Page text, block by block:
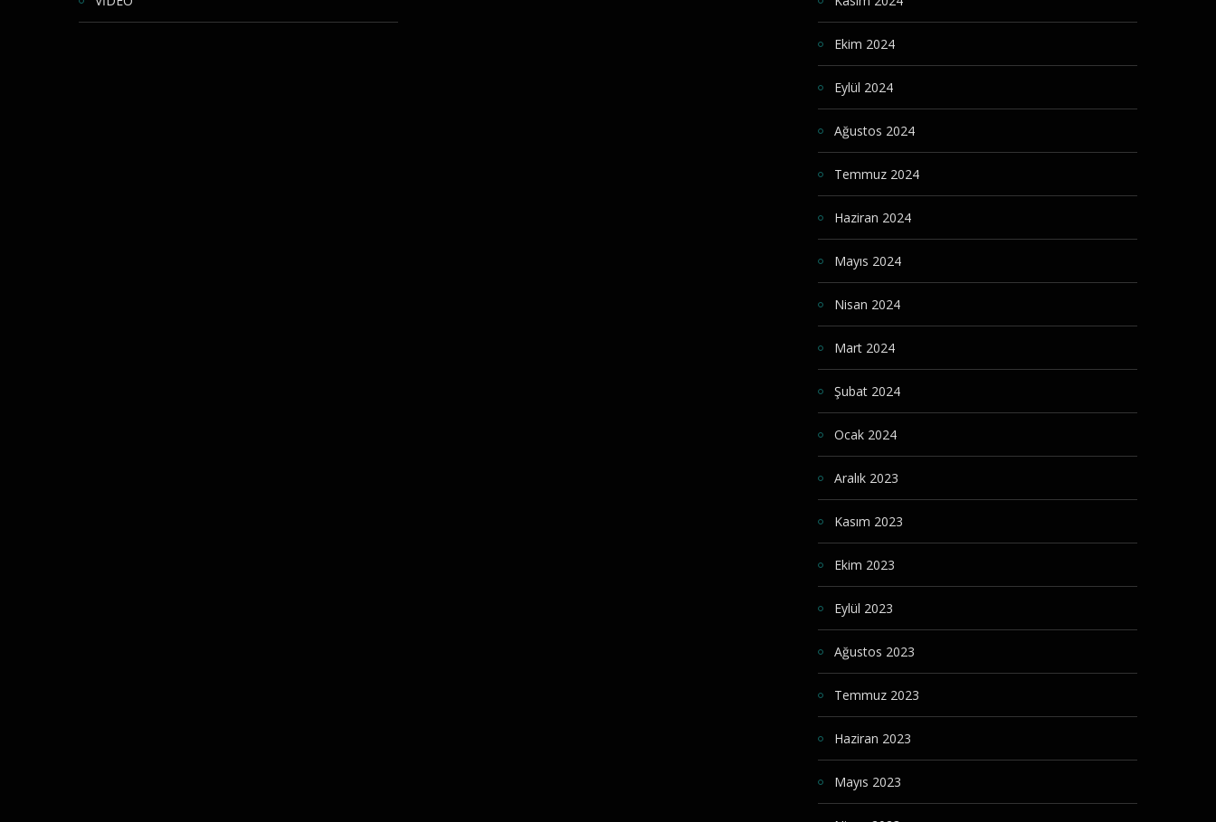
Ekim 2024
Eylül 2024
Ağustos 2024
Temmuz 2024
Haziran 2024
Mayıs 2024
Nisan 2024
Mart 2024
Şubat 2024
Ocak 2024
Aralık 2023
Kasım 2023
Ekim 2023
Eylül 2023
Ağustos 2023
Temmuz 2023
Haziran 2023
Mayıs 2023